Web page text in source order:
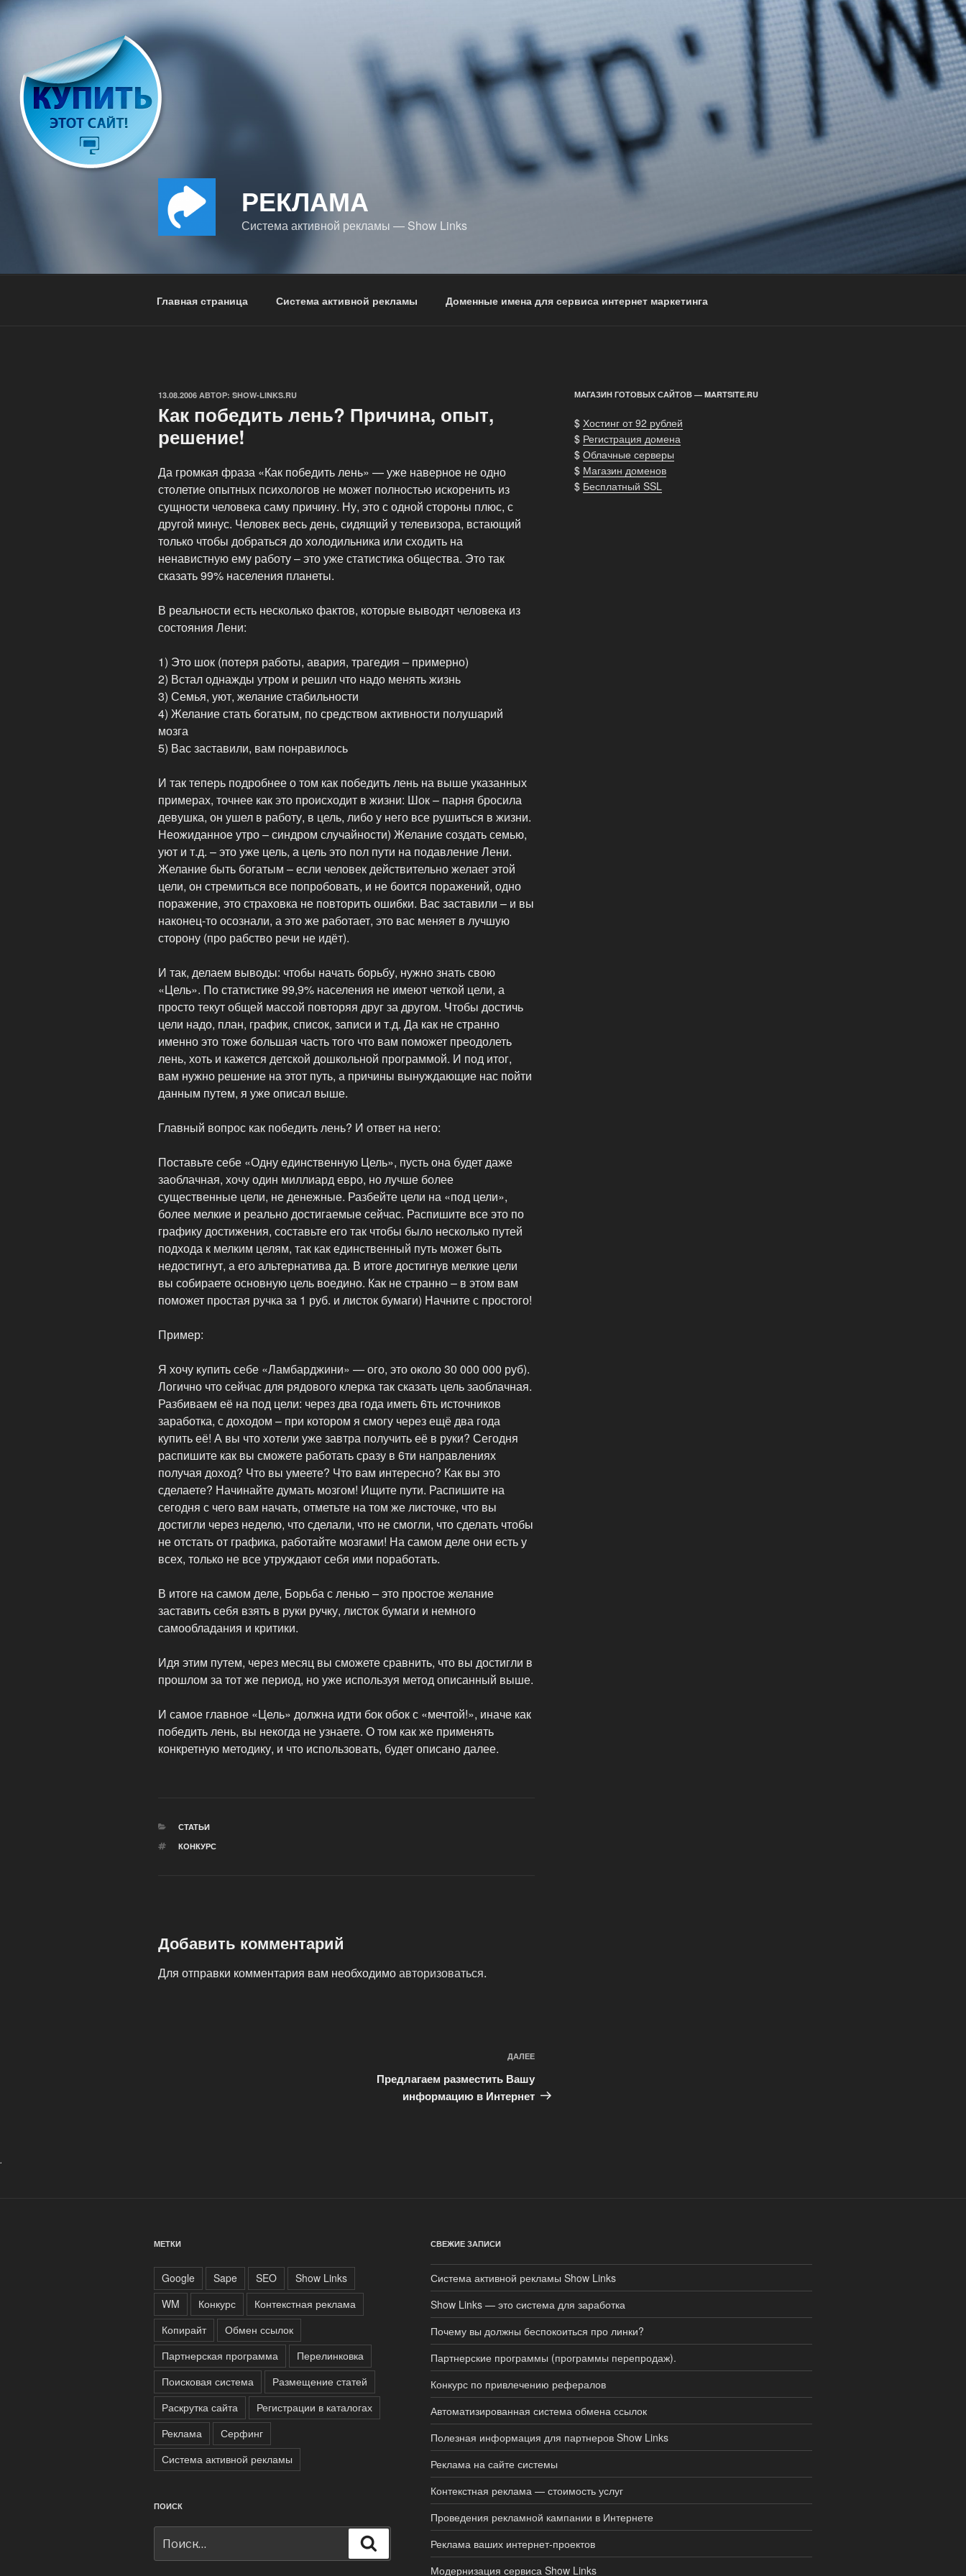
Перейти
РЕКЛАМА
Система активной рекламы — Show Links
Главная страница Система активной рекламы Доменные имена для сервиса интернет маркетинга
ОПУБЛИКОВАНО
13.08.2006 АВТОР: SHOW-LINKS.RU
Как победить лень? Причина, опыт,
решение!
Да громкая фраза «Как победить лень» — уже наверное не одно
столетие опытных психологов не может полностью искоренить из
сущности человека саму причину. Ну, это с одной стороны плюс, с
другой минус. Человек весь день, сидящий у телевизора, встающий
только чтобы добраться до холодильника или сходить на
ненавистную ему работу – это уже статистика общества. Это так
сказать 99% населения планеты.
В реальности есть несколько фактов, которые выводят человека из
состояния Лени:
1) Это шок (потеря работы, авария, трагедия – примерно)
2) Встал однажды утром и решил что надо менять жизнь
3) Семья, уют, желание стабильности
4) Желание стать богатым, по средством активности полушарий
мозга
5) Вас заставили, вам понравилось
И так теперь подробнее о том как победить лень на выше указанных
примерах, точнее как это происходит в жизни: Шок – парня бросила
девушка, он ушел в работу, в цель, либо у него все рушиться в жизни.
Неожиданное утро – синдром случайности) Желание создать семью,
уют и т.д. – это уже цель, а цель это пол пути на подавление Лени.
Желание быть богатым – если человек действительно желает этой
цели, он стремиться все попробовать, и не боится поражений, одно
поражение, это страховка не повторить ошибки. Вас заставили – и вы
наконец-то осознали, а это же работает, это вас меняет в лучшую
сторону (про рабство речи не идёт).
И так, делаем выводы: чтобы начать борьбу, нужно знать свою
«Цель». По статистике 99,9% населения не имеют четкой цели, а
просто текут общей массой повторяя друг за другом. Чтобы достичь
цели надо, план, график, список, записи и т.д. Да как не странно
именно это тоже большая часть того что вам поможет преодолеть
лень, хоть и кажется детской дошкольной программой. И под итог,
вам нужно решение на этот путь, а причины вынуждающие нас пойти
данным путем, я уже описал выше.
Главный вопрос как победить лень? И ответ на него:
Поставьте себе «Одну единственную Цель», пусть она будет даже
заоблачная, хочу один миллиард евро, но лучше более
существенные цели, не денежные. Разбейте цели на «под цели»,
более мелкие и реально достигаемые сейчас. Распишите все это по
графику достижения, составьте его так чтобы было несколько путей
подхода к мелким целям, так как единственный путь может быть
недостигнут, а его альтернатива да. В итоге достигнув мелкие цели
вы собираете основную цель воедино. Как не странно – в этом вам
поможет простая ручка за 1 руб. и листок бумаги) Начните с простого!
Пример:
Я хочу купить себе «Ламбарджини» — ого, это около 30 000 000 руб).
Логично что сейчас для рядового клерка так сказать цель заоблачная.
Разбиваем её на под цели: через два года иметь 6ть источников
заработка, с доходом – при котором я смогу через ещё два года
купить её! А вы что хотели уже завтра получить её в руки? Сегодня
распишите как вы сможете работать сразу в 6ти направлениях
получая доход? Что вы умеете? Что вам интересно? Как вы это
сделаете? Начинайте думать мозгом! Ищите пути. Распишите на
сегодня с чего вам начать, отметьте на том же листочке, что вы
достигли через неделю, что сделали, что не смогли, что сделать чтобы
не отстать от графика, работайте мозгами! На самом деле они есть у
всех, только не все утруждают себя ими поработать.
В итоге на самом деле, Борьба с ленью – это простое желание
заставить себя взять в руки ручку, листок бумаги и немного
самообладания и критики.
Идя этим путем, через месяц вы сможете сравнить, что вы достигли в
прошлом за тот же период, но уже используя метод описанный выше.
И самое главное «Цель» должна идти бок обок с «мечтой!», иначе как
победить лень, вы некогда не узнаете. О том как же применять
конкретную методику, и что использовать, будет описано далее.
РУБРИКИ
СТАТЬИ
МЕТКИ
КОНКУРС
Добавить комментарий
Для отправки комментария вам необходимоавторизоваться.
ДАЛЕЕ
Предлагаем разместить Вашу
информацию в Интернет
МАГАЗИН ГОТОВЫХ САЙТОВ — MARTSITE.RU
$ Хостинг от 92 рублей
$ Регистрация домена
$ Облачные серверы
$ Магазин доменов
$ Бесплатный SSL
.
МЕТКИ
Google Sape SEO
Show Links
WM
Конкурс
Контекстная реклама
Копирайт
Обмен ссылок
Партнерская программа
Перелинковка
Поисковая система
Размещение статей
Раскрутка сайта
Регистрации в каталогах
Реклама
Серфинг
Система активной рекламы
ПОИСК
СВЕЖИЕ ЗАПИСИ
Система активной рекламы Show Links
Show Links — это система для заработка
Почему вы должны беспокоиться про линки?
Партнерские программы (программы перепродаж).
Конкурс по привлечению рефералов
Автоматизированная система обмена ссылок
Полезная информация для партнеров Show Links
Реклама на сайте системы
Контекстная реклама — стоимость услуг
Проведения рекламной кампании в Интернете
Реклама ваших интернет-проектов
Модернизация сервиса Show Links